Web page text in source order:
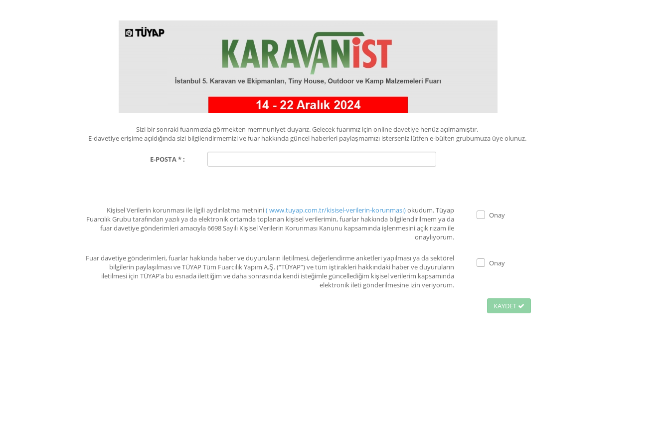
Sizi bir sonraki fuarımızda görmekten memnuniyet duyarız. Gelecek fuarımız için online davetiye henüz açılmamıştır.
E-davetiye erişime açıldığında sizi bilgilendirmemizi ve fuar hakkında güncel haberleri paylaşmamızı isterseniz lütfen e-bülten grubumuza üye olunuz.
E-POSTA * :
Kişisel Verilerin korunması ile ilgili aydınlatma metnini( www.tuyap.com.tr/kisisel-verilerin-korunması)okudum. Tüyap
Fuarcılık Grubu tarafından yazılı ya da elektronik ortamda toplanan kişisel verilerimin, fuarlar hakkında bilgilendirilmem ya da
fuar davetiye gönderimleri amacıyla 6698 Sayılı Kişisel Verilerin Korunması Kanunu kapsamında işlenmesini açık rızam ile
onaylıyorum.
Onay
Fuar davetiye gönderimleri, fuarlar hakkında haber ve duyuruların iletilmesi, değerlendirme anketleri yapılması ya da sektörel
bilgilerin paylaşılması ve TÜYAP Tüm Fuarcılık Yapım A.Ş. (“TÜYAP”) ve tüm iştirakleri hakkındaki haber ve duyuruların
iletilmesi için TÜYAP’a bu esnada ilettiğim ve daha sonrasında kendi isteğimle güncellediğim kişisel verilerim kapsamında
elektronik ileti gönderilmesine izin veriyorum.
Onay
KAYDET